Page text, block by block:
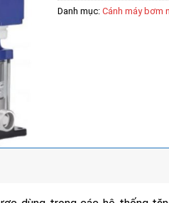
Danh mục: Cánh máy bơm